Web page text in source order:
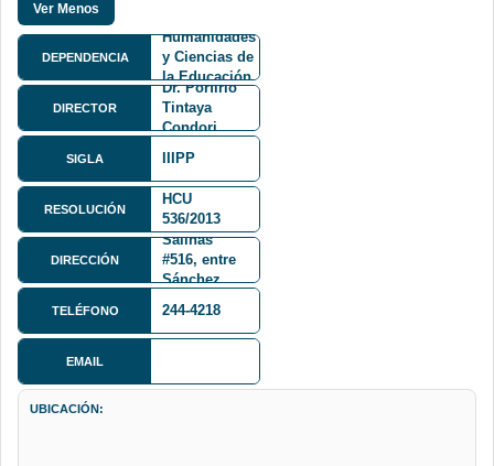
DEPENDENCIA
Humanidades
y Ciencias de
la Educación
FHCE
DIRECTOR
Dr. Porfirio
Tintaya
Condori
SIGLA IIIPP
RESOLUCIÓN
HCU
536/2013
DIRECCIÓN
Calle
Belisario
Salinas
#516, entre
Sánchez
Ecuador
TELÉFONO 244-4218
EMAIL
UBICACIÓN: